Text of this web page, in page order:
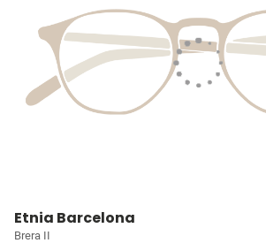
Etnia Barcelona
Brera II